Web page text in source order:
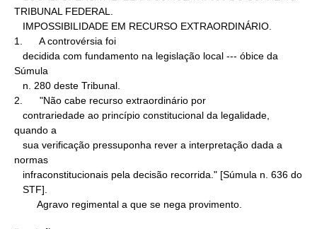
TRIBUNAL FEDERAL.
1.      A controvérsia foi
Súmula
2.      "Não cabe recurso extraordinário por
quando a
normas
        Agravo regimental a que se nega provimento.